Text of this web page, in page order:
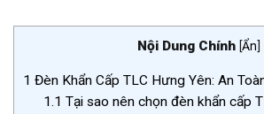
Nội Dung Chính [Ẩn]
1 Đèn Khẩn Cấp TLC Hưng Yên: An
1.1 Tại sao nên chọn đèn khẩn cấp